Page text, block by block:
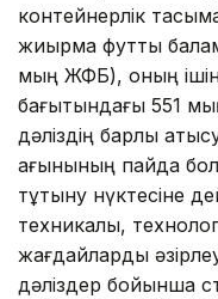
контейнерлік
жиырма футтық
мың ЖФБ), оның
бағытындағы 551
дәліздің барлық
ағынының пайда
тұтыну нүктесіне
техникалық,
жағдайларды
дәліздер бойынша